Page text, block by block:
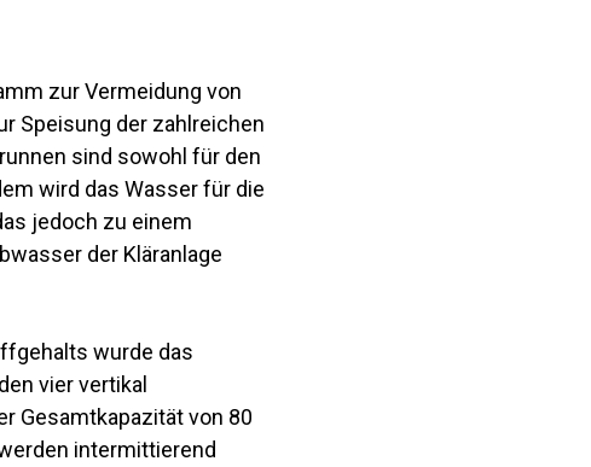
zur Vermeidung von
Speisung der zahlreichen
sind sowohl für den
wird das Wasser für die
jedoch zu einem
der Kläranlage
wurde das
vier vertikal
Gesamtkapazität von 80
intermittierend